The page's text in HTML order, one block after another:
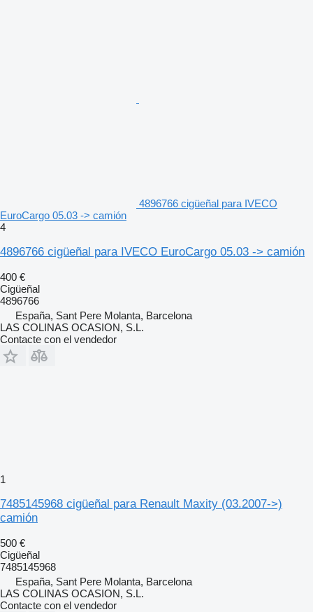
4896766 cigüeñal para IVECO
EuroCargo 05.03 -> camión
4
4896766 cigüeñal para IVECO EuroCargo 05.03 -> camión
400 €
Cigüeñal
4896766
España, Sant Pere Molanta, Barcelona
LAS COLINAS OCASION, S.L.
Contacte con el vendedor
1
7485145968 cigüeñal para Renault Maxity (03.2007->)
camión
500 €
Cigüeñal
7485145968
España, Sant Pere Molanta, Barcelona
LAS COLINAS OCASION, S.L.
Contacte con el vendedor